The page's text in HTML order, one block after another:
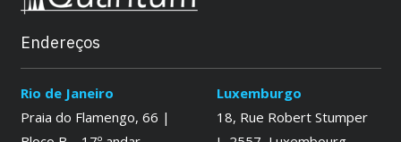
Endereços
Rio de Janeiro
Praia do Flamengo, 66 |
Luxemburgo
18, Rue Robert Stumper